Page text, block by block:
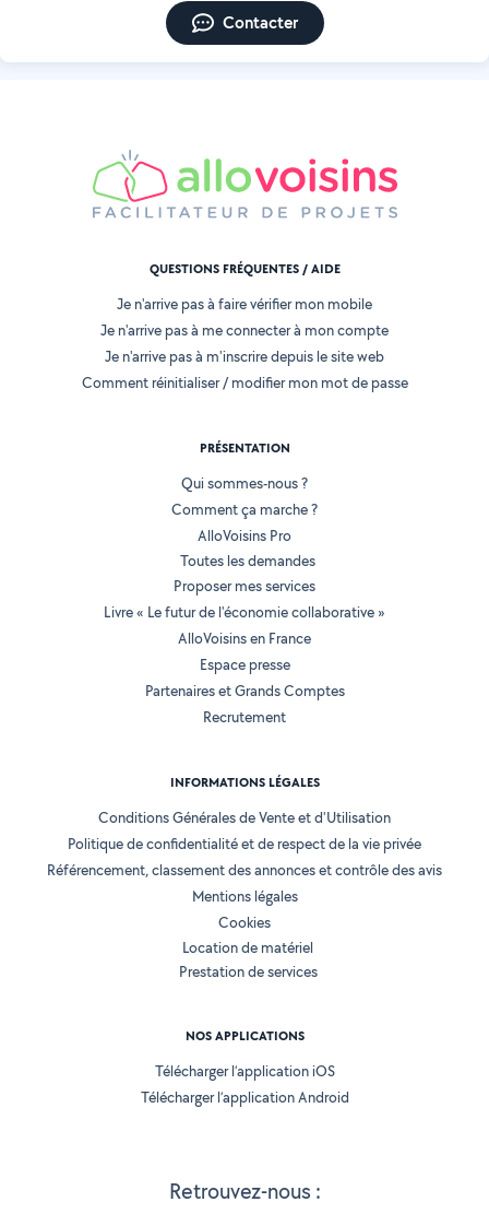
Contacter
Retrouvez-nous :
QUESTIONS FRÉQUENTES / AIDE
Je n'arrive pas à faire vérifier mon mobile
Je n'arrive pas à me connecter à mon compte
Je n'arrive pas à m'inscrire depuis le site web
Comment réinitialiser / modifier mon mot de passe
PRÉSENTATION
Qui sommes-nous ?
Comment ça marche ?
AlloVoisins Pro
Toutes les demandes
Proposer mes services
Livre « Le futur de l'économie collaborative »
AlloVoisins en France
Espace presse
Partenaires et Grands Comptes
Recrutement
INFORMATIONS LÉGALES
Conditions Générales de Vente et d'Utilisation
Politique de confidentialité et de respect de la vie privée
Référencement, classement des annonces et contrôle des avis
Mentions légales
Cookies
Location de matériel
Prestation de services
NOS APPLICATIONS
Télécharger l’application iOS
Télécharger l’application Android